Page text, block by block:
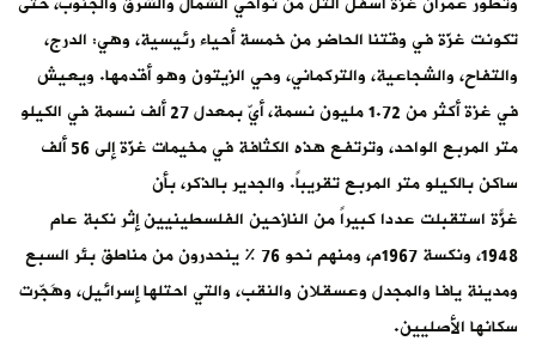
تكونت غزّة في وقتنا الحاضر من خمسة أحياء رئيسية، وهي: الدرج،
والتفاح، والشجاعية، والتركماني، وحي الزيتون وهو أقدمها. ويعيش
في غزة أكثر من 1.72 مليون نسمة، أيّ بمعدل 27 ألف نسمة في الكيلو
متر المربع الواحد، وترتفع هذه الكثافة في مخيمات غزّة إلى 56 ألف
ساكن بالكيلو متر المربع تقريباً. والجدير بالذكر، بأن
غزّة استقبلت عدداً كبيراً من النازحين الفلسطينيين إثر نكبة عام
1948، ونكسة 1967م، ومنهم نحو 76 ٪ ينحدرون من مناطق بئر السبع
ومدينة يافا والمجدل وعسقلان والنقب، والتي احتلها إسرائيل، وهَجّرت
سكانها الأصليين.